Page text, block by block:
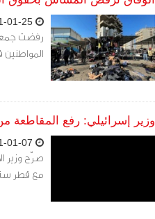
رفضت
وزير إسرائيلي: رفع المقاطعة
مع قطر